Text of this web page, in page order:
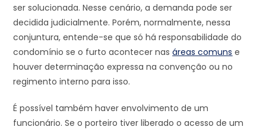
ser solucionada. Nesse cenário, a demanda pode ser
decidida judicialmente. Porém, normalmente, nessa
conjuntura, entende-se que só há responsabilidade do
condomínio se o furto acontecer nasáreas comuns e
houver determinação expressa na convenção ou no
regimento interno para isso.
É possível também haver envolvimento de um
funcionário. Se o porteiro tiver liberado o acesso de um